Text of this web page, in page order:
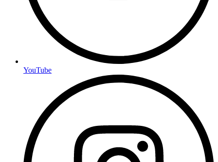
YouTube